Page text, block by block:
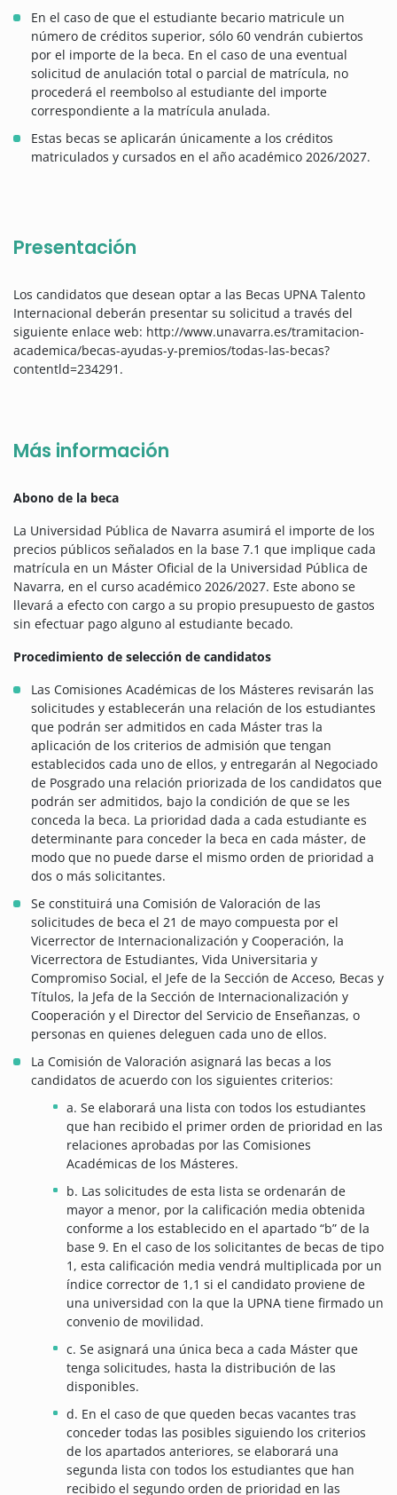
En el caso de que el estudiante becario matricule un
número de créditos superior, sólo 60 vendrán cubiertos
por el importe de la beca. En el caso de una eventual
solicitud de anulación total o parcial de matrícula, no
procederá el reembolso al estudiante del importe
correspondiente a la matrícula anulada.
Estas becas se aplicarán únicamente a los créditos
matriculados y cursados en el año académico 2026/2027.
Presentación
Los candidatos que desean optar a las Becas UPNA Talento
Internacional deberán presentar su solicitud a través del
siguiente enlace web: http://www.unavarra.es/tramitacion-
academica/becas-ayudas-y-premios/todas-las-becas?
contentld=234291.
Más información
Abono de la beca
La Universidad Pública de Navarra asumirá el importe de los
precios públicos señalados en la base 7.1 que implique cada
matrícula en un Máster Oficial de la Universidad Pública de
Navarra, en el curso académico 2026/2027. Este abono se
llevará a efecto con cargo a su propio presupuesto de gastos
sin efectuar pago alguno al estudiante becado.
Procedimiento de selección de candidatos
Las Comisiones Académicas de los Másteres revisarán las
solicitudes y establecerán una relación de los estudiantes
que podrán ser admitidos en cada Máster tras la
aplicación de los criterios de admisión que tengan
establecidos cada uno de ellos, y entregarán al Negociado
de Posgrado una relación priorizada de los candidatos que
podrán ser admitidos, bajo la condición de que se les
conceda la beca. La prioridad dada a cada estudiante es
determinante para conceder la beca en cada máster, de
modo que no puede darse el mismo orden de prioridad a
dos o más solicitantes.
Se constituirá una Comisión de Valoración de las
solicitudes de beca el 21 de mayo compuesta por el
Vicerrector de Internacionalización y Cooperación, la
Vicerrectora de Estudiantes, Vida Universitaria y
Compromiso Social, el Jefe de la Sección de Acceso, Becas y
Títulos, la Jefa de la Sección de Internacionalización y
Cooperación y el Director del Servicio de Enseñanzas, o
personas en quienes deleguen cada uno de ellos.
La Comisión de Valoración asignará las becas a los
candidatos de acuerdo con los siguientes criterios:
a. Se elaborará una lista con todos los estudiantes
que han recibido el primer orden de prioridad en las
relaciones aprobadas por las Comisiones
Académicas de los Másteres.
b. Las solicitudes de esta lista se ordenarán de
mayor a menor, por la calificación media obtenida
conforme a los establecido en el apartado “b” de la
base 9. En el caso de los solicitantes de becas de tipo
1, esta calificación media vendrá multiplicada por un
índice corrector de 1,1 si el candidato proviene de
una universidad con la que la UPNA tiene firmado un
convenio de movilidad.
c. Se asignará una única beca a cada Máster que
tenga solicitudes, hasta la distribución de las
disponibles.
d. En el caso de que queden becas vacantes tras
conceder todas las posibles siguiendo los criterios
de los apartados anteriores, se elaborará una
segunda lista con todos los estudiantes que han
recibido el segundo orden de prioridad en las